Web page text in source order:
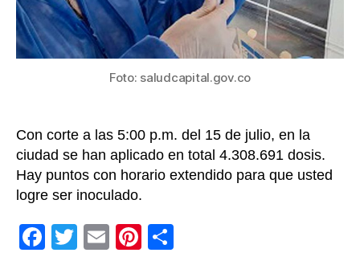
los
Foto: saludcapital.gov.co
Con corte a las 5:00 p.m. del 15 de julio, en la
ciudad se han aplicado en total 4.308.691 dosis.
Hay puntos con horario extendido para que usted
logre ser inoculado.
F
T
E
Pi